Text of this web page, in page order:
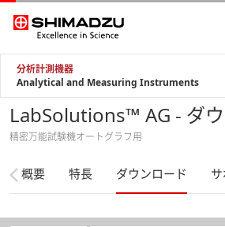
分析計測機器
Analytical and Measuring Instruments
LabSolutions™ AG - ダ
精密万能試験機オートグラフ用
概要 特長 ダウンロード